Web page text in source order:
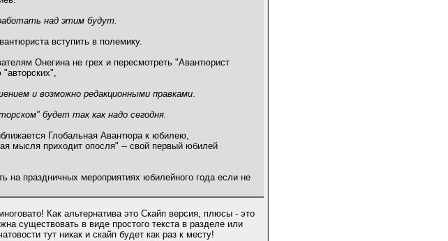
над этим будут.
вступить в полемику.
Онегина не грех и пересмотреть "Авантюрист
и возможно редакционными правками.
будет так как надо сегодня.
Глобальная Авантюра к юбилею,
мысля приходит опосля" -- свой первый юбилей
на праздничных мероприятиях юбилейного года если не
Как альтернатива это Скайп версия, плюсы - это
существовать в виде простого текста в разделе или
тут никак и скайп будет как раз к месту!